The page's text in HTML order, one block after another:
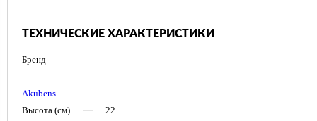
ТЕХНИЧЕСКИЕ ХАРАКТЕРИСТИКИ
Бренд
—
Akubens
Высота (см)
—
22